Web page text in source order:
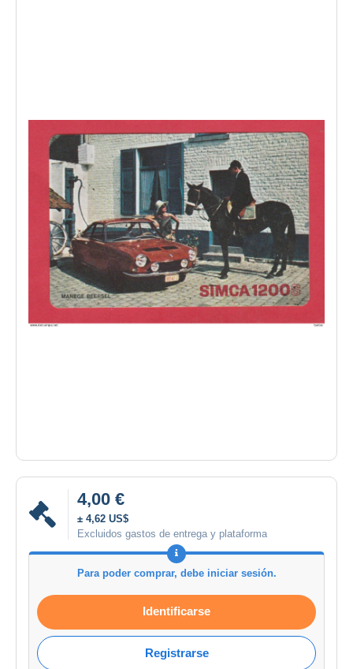
4,00 €
± 4,62 US$
Excluidos gastos de entrega y plataforma
Para poder comprar, debe iniciar sesión.
Identificarse
Registrarse